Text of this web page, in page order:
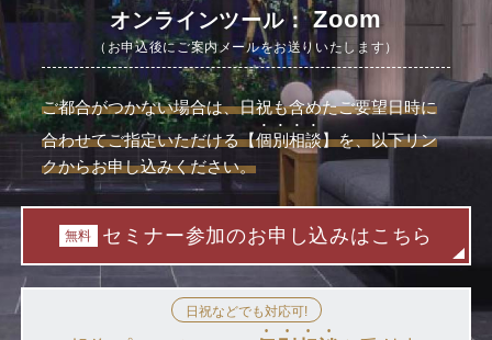
オンラインツール：Zoom
（お申込後にご案内メールをお送りいたします）
ご都合がつかない場合は、日祝も含めたご要望日時に
合わせてご指定いただける【個別相談】を、以下リン
クからお申し込みください。
無料 セミナー参加のお申し込みはこちら
日祝などでも対応可!